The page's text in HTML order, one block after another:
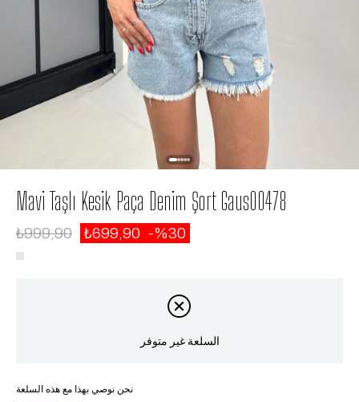
Mavi Taşlı Kesik Paça Denim Şort Gaus00478
₺999,90 ₺699,90 30
السلعة غير متوفر
نحن نوصي بهذا مع هذه السلعة